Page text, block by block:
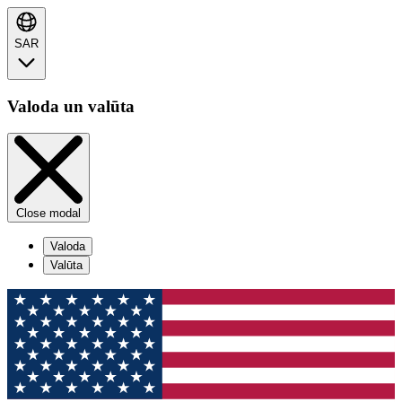
SAR
Valoda un valūta
Close modal
Valoda
Valūta